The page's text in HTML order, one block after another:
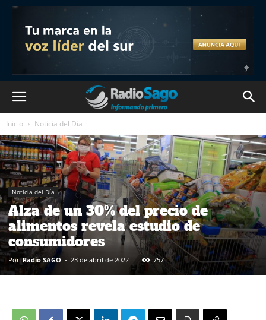
Inicio Noticia del Día
Noticia del Día
Alza de un 30% del precio de
alimentos revela estudio de
consumidores
Por Radio SAGO - 23 de abril de 2022 757